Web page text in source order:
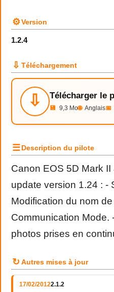
⚙Version
1.2.4
⇩ Téléchargement
⇩ Télécharger le
💾 9,3 Mo🌐 Anglais📅
☰Description du pilote
Canon EOS 5D Mark
update version 1.24 : -
Modification du nom
Communication Mode.
photos prises en
↻ Autres mises à jour
17/02/20122.1.2